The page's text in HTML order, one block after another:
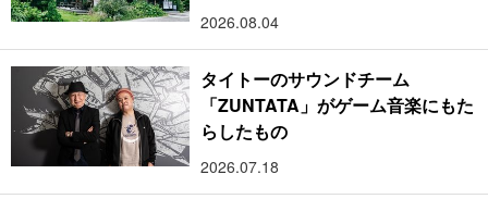
2026.08.04
タイトーのサウンドチーム
「ZUNTATA」がゲーム音楽にもた
らしたもの
2026.07.18